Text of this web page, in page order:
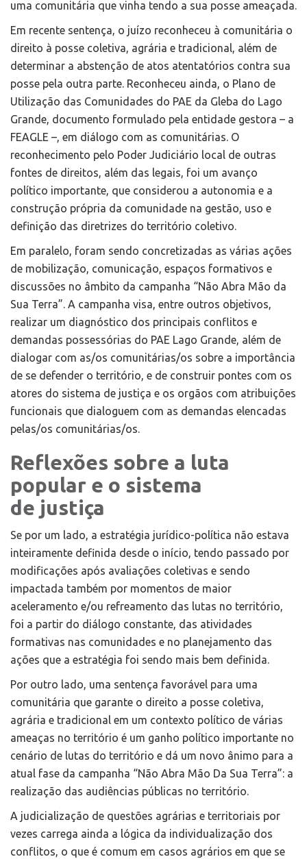
uma comunitária que vinha tendo a sua posse ameaçada.
Em recente sentença, o juízo reconheceu à comunitária o
direito à posse coletiva, agrária e tradicional, além de
determinar a abstenção de atos atentatórios contra sua
posse pela outra parte. Reconheceu ainda, o Plano de
Utilização das Comunidades do PAE da Gleba do Lago
Grande, documento formulado pela entidade gestora – a
FEAGLE –, em diálogo com as comunitárias. O
reconhecimento pelo Poder Judiciário local de outras
fontes de direitos, além das legais, foi um avanço
político importante, que considerou a autonomia e a
construção própria da comunidade na gestão, uso e
definição das diretrizes do território coletivo.
Em paralelo, foram sendo concretizadas as várias ações
de mobilização, comunicação, espaços formativos e
discussões no âmbito da campanha “Não Abra Mão da
Sua Terra”. A campanha visa, entre outros objetivos,
realizar um diagnóstico dos principais conflitos e
demandas possessórias do PAE Lago Grande, além de
dialogar com as/os comunitárias/os sobre a importância
de se defender o território, e de construir pontes com os
atores do sistema de justiça e os orgãos com atribuições
funcionais que dialoguem com as demandas elencadas
pelas/os comunitárias/os.
Reflexões sobre a luta
popular e o sistema
de justiça
Se por um lado, a estratégia jurídico-política não estava
inteiramente definida desde o início, tendo passado por
modificações após avaliações coletivas e sendo
impactada também por momentos de maior
aceleramento e/ou refreamento das lutas no território,
foi a partir do diálogo constante, das atividades
formativas nas comunidades e no planejamento das
ações que a estratégia foi sendo mais bem definida.
Por outro lado, uma sentença favorável para uma
comunitária que garante o direito a posse coletiva,
agrária e tradicional em um contexto político de várias
ameaças no território é um ganho político importante no
cenário de lutas do território e dá um novo ânimo para a
atual fase da campanha “Não Abra Mão Da Sua Terra”: a
realização das audiências públicas no território.
A judicialização de questões agrárias e territoriais por
vezes carrega ainda a lógica da individualização dos
conflitos, o que é comum em casos agrários em que se